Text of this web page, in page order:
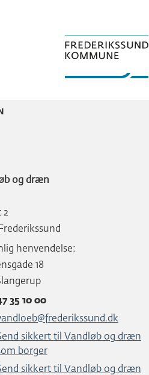
og dræn
2
henvendelse:
18
35 10 00
sikkert til Vandløb og dræn
borger
sikkert til Vandløb og dræn